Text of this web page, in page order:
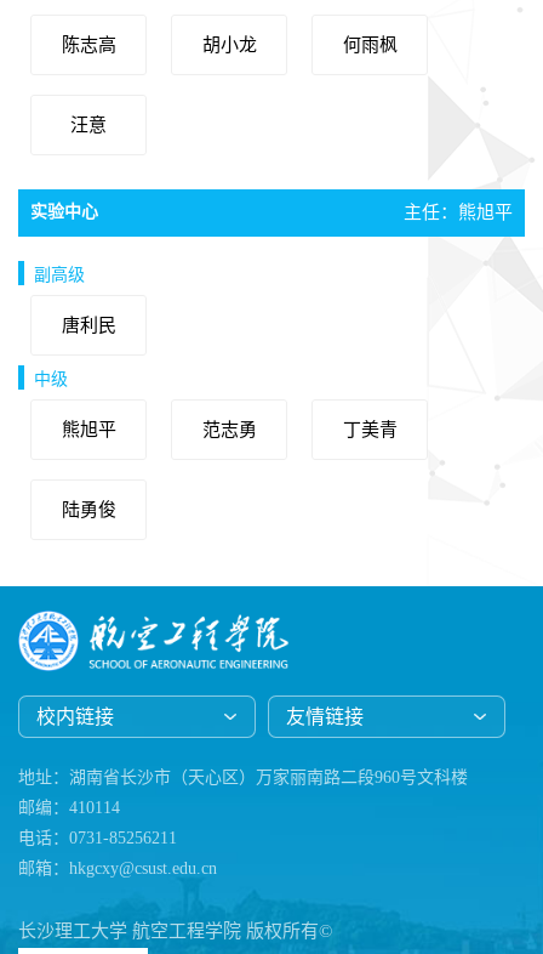
陈志高 胡小龙 何雨枫
汪意
实验中心 主任：熊旭平
副高级
唐利民
中级
熊旭平 范志勇 丁美青
陆勇俊
校内链接 友情链接
地址：湖南省长沙市（天心区）万家丽南路二段960号文科楼
邮编：410114
电话：0731-85256211
邮箱：hkgcxy@csust.edu.cn
长沙理工大学 航空工程学院 版权所有©